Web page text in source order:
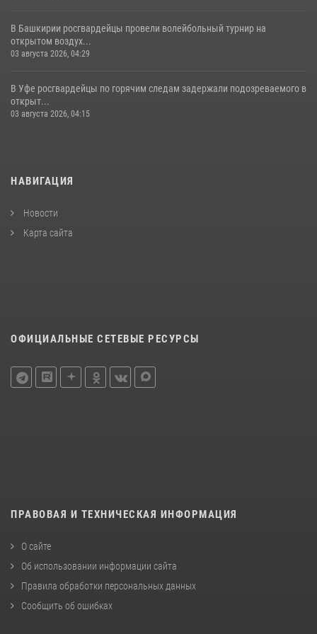
В Башкирии росгвардейцы провели волейбольный турнир на
открытом воздух...
03 августа 2026, 04:29
В Уфе росгвардейцы по горячим следам задержали подозреваемого в
открыт...
03 августа 2026, 04:15
НАВИГАЦИЯ
Новости
Карта сайта
ОФИЦИАЛЬНЫЕ СЕТЕВЫЕ РЕСУРСЫ
ПРАВОВАЯ И ТЕХНИЧЕСКАЯ ИНФОРМАЦИЯ
О сайте
Об использовании информации сайта
Правила обработки персональных данных
Сообщить об ошибках